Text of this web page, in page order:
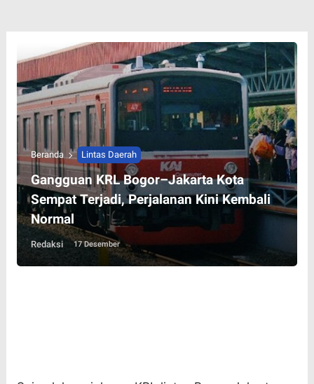
Beranda Lintas Daerah
Gangguan KRL Bogor–Jakarta Kota
Sempat Terjadi, Perjalanan Kini Kembali
Normal
Redaksi 17 Desember